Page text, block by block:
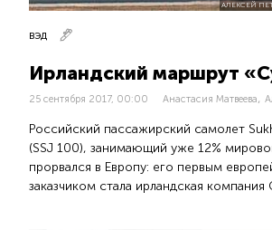
АЛЕКСЕЙ
ВЭД
Ирландский маршрут
25 сентября 2017, 00:00 Анастасия Матвеева,
Российский пассажирский самолет
(SSJ 100), занимающий уже 12%
прорвался в Европу: его первым
заказчиком стала ирландская компания